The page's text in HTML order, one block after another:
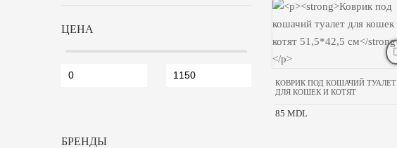
ЦЕНА
БРЕНДЫ
КОВРИК ПОД КОШАЧИЙ ТУАЛЕТ
ДЛЯ КОШЕК И КОТЯТ
85 MDL